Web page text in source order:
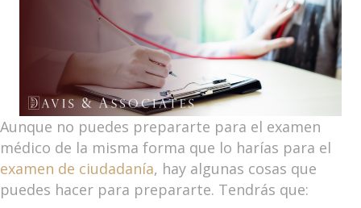
Aunque no puedes prepararte para el examen
médico de la misma forma que lo harías para el
examen de ciudadanía, hay algunas cosas que
puedes hacer para prepararte. Tendrás que: